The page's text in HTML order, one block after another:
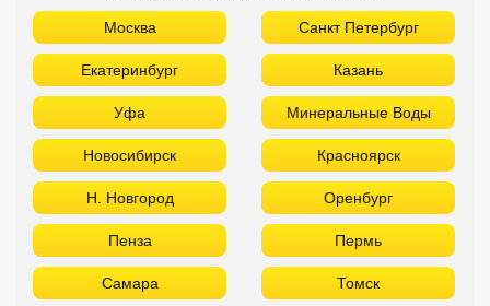
Москва Санкт Петербург
Екатеринбург Казань
Уфа Минеральные Воды
Новосибирск Красноярск
Н. Новгород Оренбург
Пенза Пермь
Самара Томск